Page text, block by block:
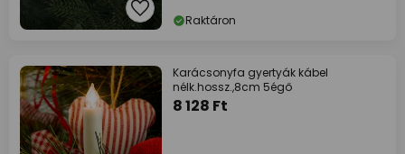
Raktáron
Karácsonyfa gyertyák kábel
nélk.hossz.,8cm 5égő
8 128 Ft